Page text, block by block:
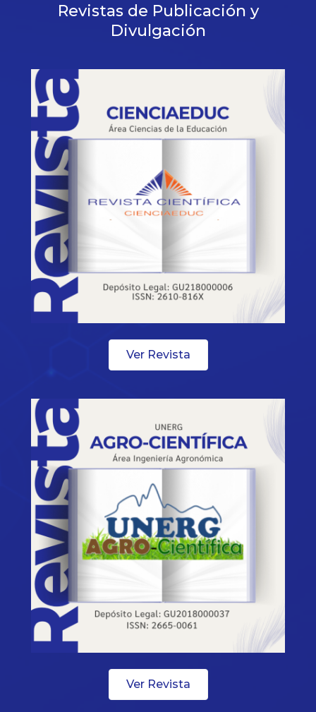
Revistas de Publicación y
Divulgación
Ver Revista
Ver Revista